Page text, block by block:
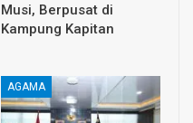
Musi, Berpusat di
Kampung Kapitan
AGAMA